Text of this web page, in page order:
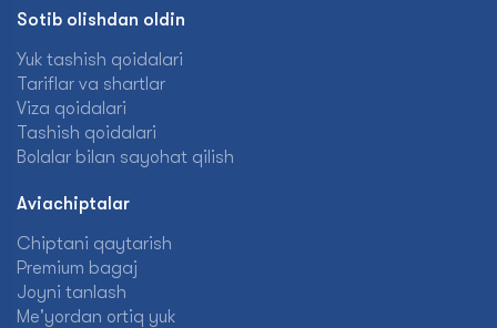
Sotib olishdan oldin
Yuk tashish qoidalari
Tariflar va shartlar
Viza qoidalari
Tashish qoidalari
Bolalar bilan sayohat qilish
Aviachiptalar
Chiptani qaytarish
Premium bagaj
Joyni tanlash
Me'yordan ortiq yuk